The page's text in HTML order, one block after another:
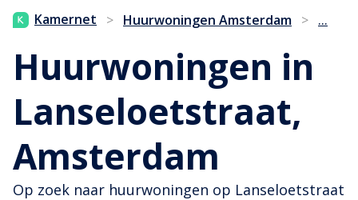
Kamernet > Huurwoningen Amsterdam > ...
Huurwoningen in
Lanseloetstraat,
Amsterdam
Op zoek naar huurwoningen op Lanseloetstraat